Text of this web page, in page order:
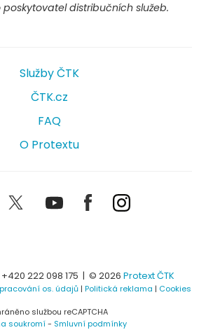
distribučních služeb.
Služby ČTK
ČTK.cz
FAQ
O Protextu
TwitterYoutubeFacebookInstagram
+420 222 098 175 | © 2026 Protext ČTK
os. údajů| Politická reklama | Cookies
službou reCAPTCHA
soukromí- Smluvní podmínky